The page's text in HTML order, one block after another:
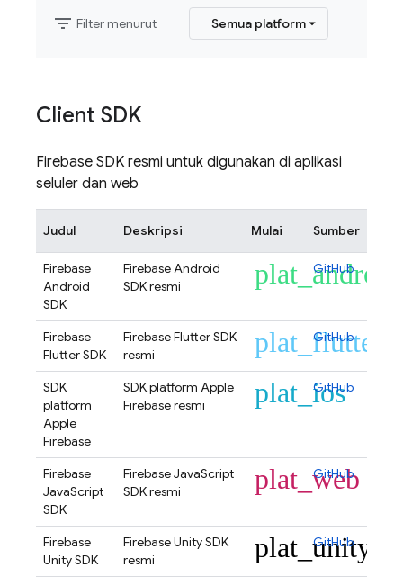
filter_list Filter menurut Semua platform
Client SDK
Firebase SDK resmi untuk digunakan di aplikasi
seluler dan web
Judul Deskripsi Mulai Sumber
Firebase
Android
SDK
Firebase Android
SDK resmi
plat_android
GitHub
Firebase
Flutter SDK
Firebase Flutter SDK
resmi
plat_flutter
GitHub
SDK
platform
Apple
Firebase
SDK platform Apple
Firebase resmi
plat_ios
GitHub
Firebase
JavaScript
SDK
Firebase JavaScript
SDK resmi
plat_web
GitHub
Firebase
Unity SDK
Firebase Unity SDK
resmi
plat_unity
GitHub